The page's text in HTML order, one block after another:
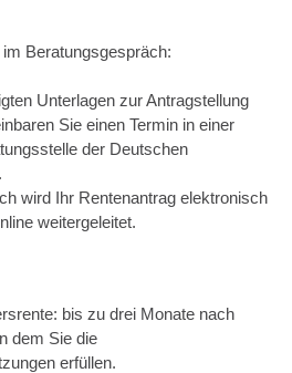
Beratungsgespräch:
Unterlagen zur Antragstellung
Sie einen Termin in einer
der Deutschen
wird Ihr Rentenantrag elektronisch
weitergeleitet.
bis zu drei Monate nach
dem Sie die
erfüllen.